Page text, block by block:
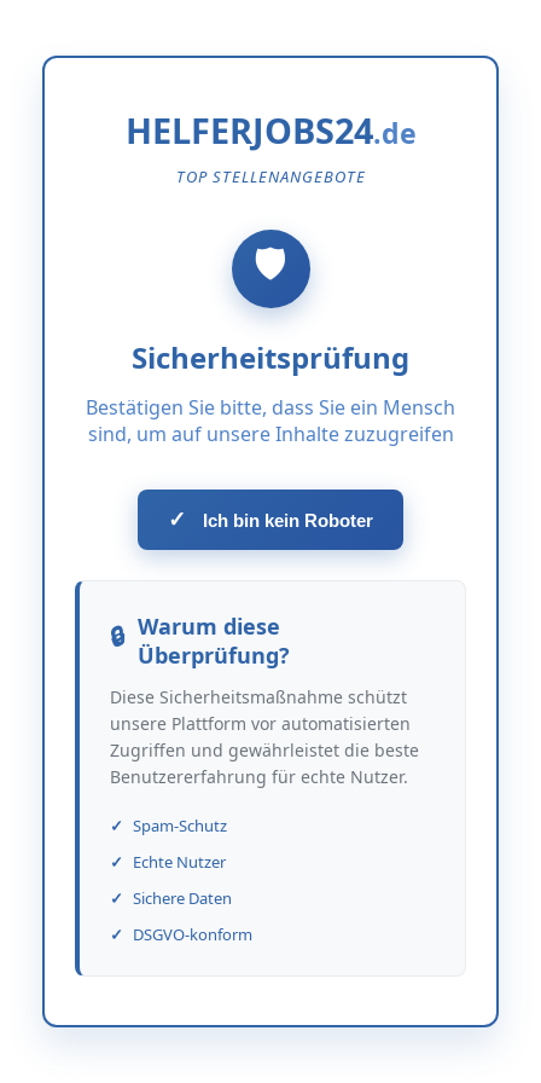
HELFERJOBS24
TOP STELLENANGEBOTE
Sicherheitsprüfung
Bestätigen Sie bitte, dass Sie ein Mensch
sind, um auf unsere Inhalte zuzugreifen
✓ Ich bin kein Roboter
Warum diese
Überprüfung?
Diese Sicherheitsmaßnahme schützt
unsere Plattform vor automatisierten
Zugriffen und gewährleistet die beste
Benutzererfahrung für echte Nutzer.
Spam-Schutz
Echte Nutzer
Sichere Daten
DSGVO-konform